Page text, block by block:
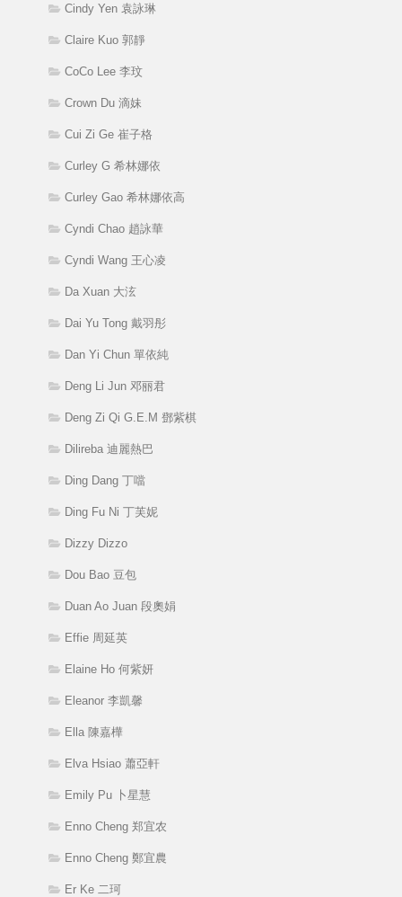
Cindy Yen 袁詠琳
Claire Kuo 郭靜
CoCo Lee 李玟
Crown Du 滴妹
Cui Zi Ge 崔子格
Curley G 希林娜依
Curley Gao 希林娜依高
Cyndi Chao 趙詠華
Cyndi Wang 王心凌
Da Xuan 大泫
Dai Yu Tong 戴羽彤
Dan Yi Chun 單依純
Deng Li Jun 邓丽君
Deng Zi Qi G.E.M 鄧紫棋
Dilireba 迪麗熱巴
Ding Dang 丁噹
Ding Fu Ni 丁芙妮
Dizzy Dizzo
Dou Bao 豆包
Duan Ao Juan 段奧娟
Effie 周延英
Elaine Ho 何紫妍
Eleanor 李凱馨
Ella 陳嘉樺
Elva Hsiao 蕭亞軒
Emily Pu 卜星慧
Enno Cheng 郑宜农
Enno Cheng 鄭宜農
Er Ke 二珂